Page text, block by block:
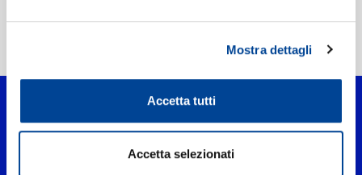
Mostra dettagli
Accetta tutti
Accetta selezionati
Fugitivo